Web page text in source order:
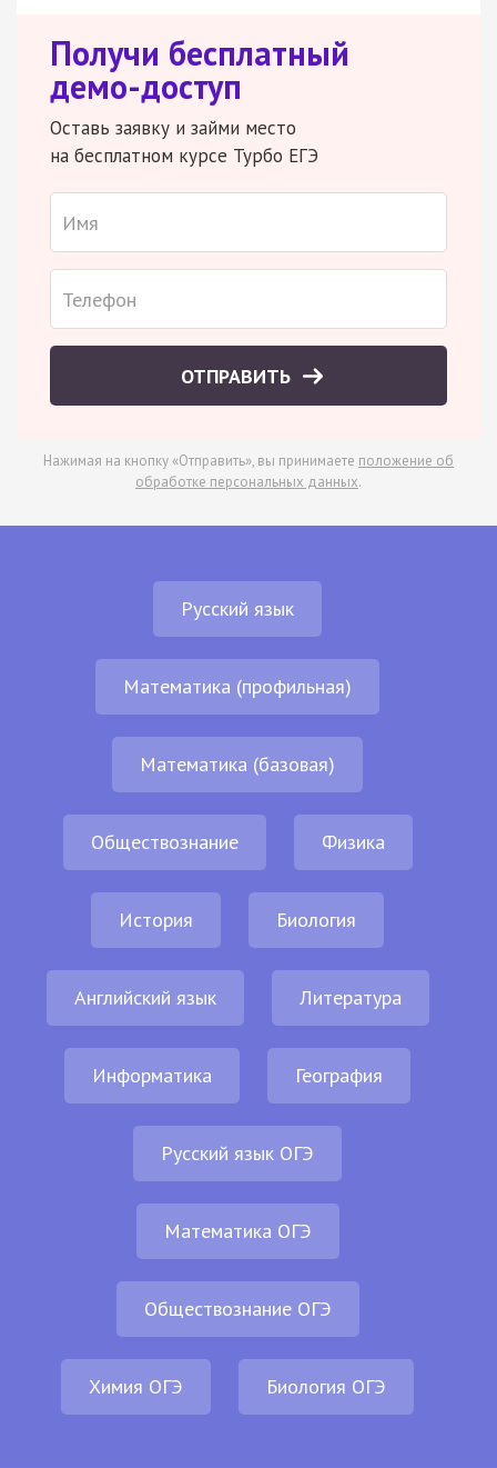
Получи бесплатный
демо-доступ
Оставь заявку и займи место
на бесплатном курсе Турбо ЕГЭ
ОТПРАВИТЬ
Нажимая на кнопку «Отправить», вы принимаете положение об
обработке персональных данных.
Русский язык
Математика (профильная)
Математика (базовая)
Обществознание Физика
История Биология
Английский язык Литература
Информатика География
Русский язык ОГЭ
Математика ОГЭ
Обществознание ОГЭ
Химия ОГЭ Биология ОГЭ